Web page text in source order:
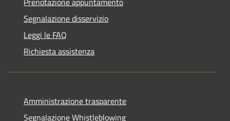
Segnalazione disservizio
Leggi le FAQ
Richiesta assistenza
Amministrazione trasparente
Segnalazione Whistleblowing